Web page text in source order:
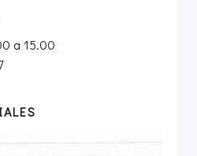
a 15.00